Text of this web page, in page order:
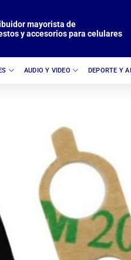
mayorista de
y accesorios para celulares
AUDIO Y VIDEO DEPORTE Y